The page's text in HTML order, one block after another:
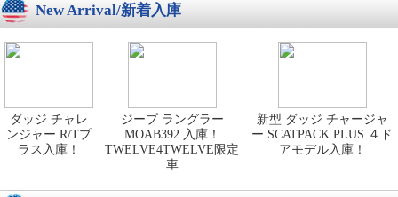
New Arrival/新着入庫
ダッジ チャレ
ンジャー R/Tプ
ラス入庫！
ジープ ラングラー
MOAB392 入庫！
TWELVE4TWELVE限定
車
新型 ダッジ チャージャ
ー SCATPACK PLUS ４ド
アモデル入庫！